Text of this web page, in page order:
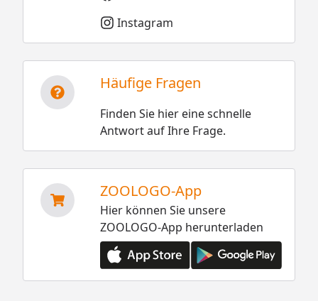
Instagram
Häufige Fragen
Finden Sie hier eine schnelle
Antwort auf Ihre Frage.
ZOOLOGO-App
Hier können Sie unsere
ZOOLOGO-App herunterladen